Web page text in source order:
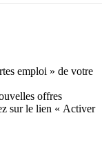
emploi » de votre
offres
sur le lien « Activer